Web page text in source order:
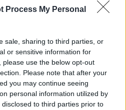
Process My Personal
sale, sharing to third parties, or
or sensitive information for
use the below opt-out
Please note that after your
you may continue seeing
personal information utilized by
to third parties prior to